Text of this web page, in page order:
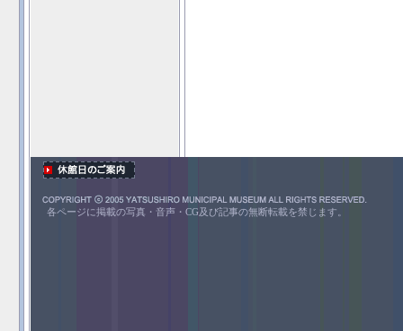
各ページに掲載の写真・音声・CG及び記事の無断転載を禁じます。